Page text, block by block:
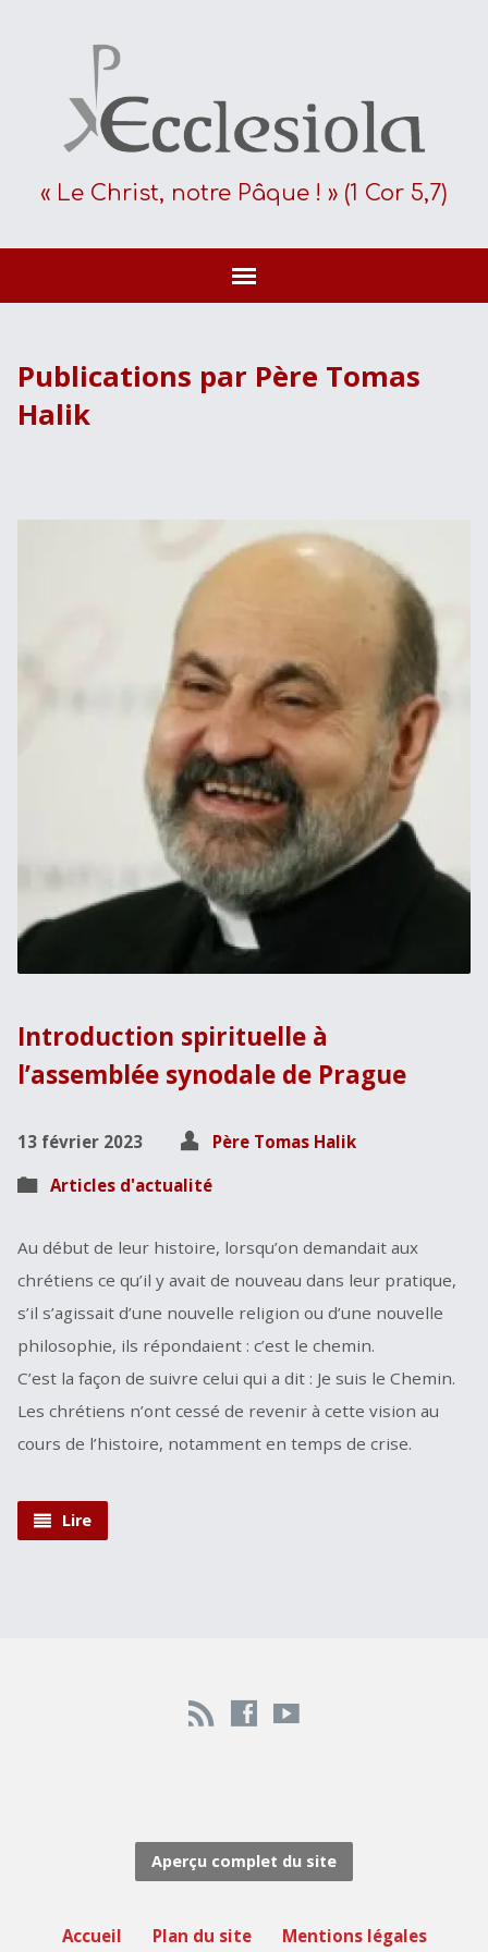
« Le Christ, notre Pâque ! » (1 Cor 5,7)
Publications par Père Tomas
Halik
Introduction spirituelle à
l’assemblée synodale de Prague
13 février 2023
Père Tomas Halik
Articles d'actualité
Au début de leur histoire, lorsqu’on demandait aux
chrétiens ce qu’il y avait de nouveau dans leur pratique,
s’il s’agissait d’une nouvelle religion ou d’une nouvelle
philosophie, ils répondaient : c’est le chemin.
C’est la façon de suivre celui qui a dit : Je suis le Chemin.
Les chrétiens n’ont cessé de revenir à cette vision au
cours de l’histoire, notamment en temps de crise.
Lire
Aperçu complet du site
Accueil Plan du site Mentions légales